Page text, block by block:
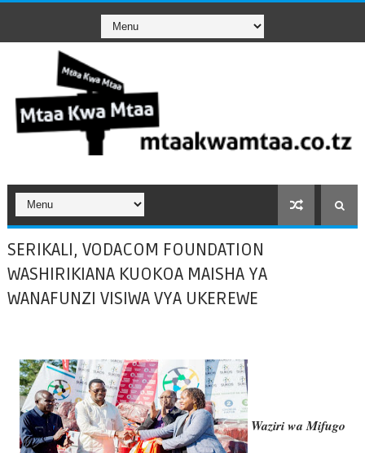
SERIKALI, VODACOM FOUNDATION
WASHIRIKIANA KUOKOA MAISHA YA
WANAFUNZI VISIWA VYA UKEREWE
Waziri wa Mifugo